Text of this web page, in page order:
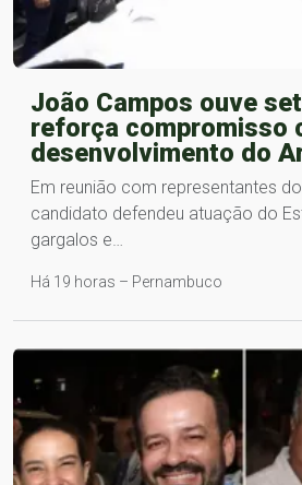
João Campos ouve
reforça compromisso
desenvolvimento do
Em reunião com representantes do
candidato defendeu atuação do
gargalos e…
Há 19 horas – Pernambuco